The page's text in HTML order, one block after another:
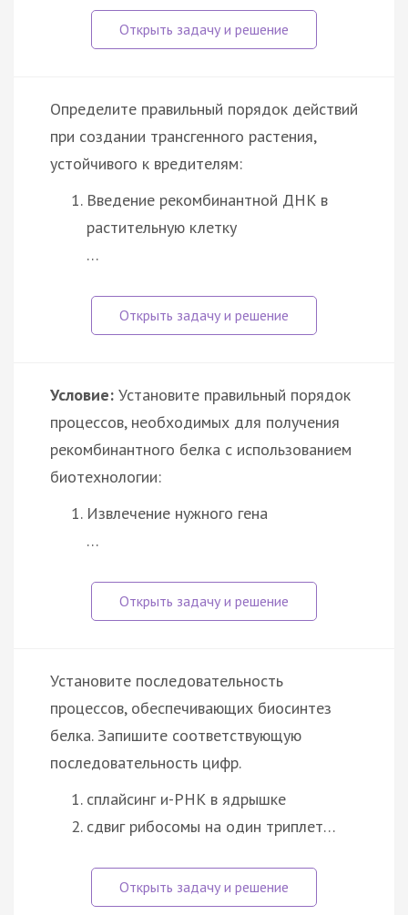
Определите правильный порядок действий
при создании трансгенного растения,
устойчивого к вредителям:
Введение рекомбинантной ДНК в
растительную клетку
…
Условие: Установите правильный порядок
процессов, необходимых для получения
рекомбинантного белка с использованием
биотехнологии:
Извлечение нужного гена
…
Установите последовательность
процессов, обеспечивающих биосинтез
белка. Запишите соответствующую
последовательность цифр.
сплайсинг и-РНК в ядрышке
сдвиг рибосомы на один триплет…